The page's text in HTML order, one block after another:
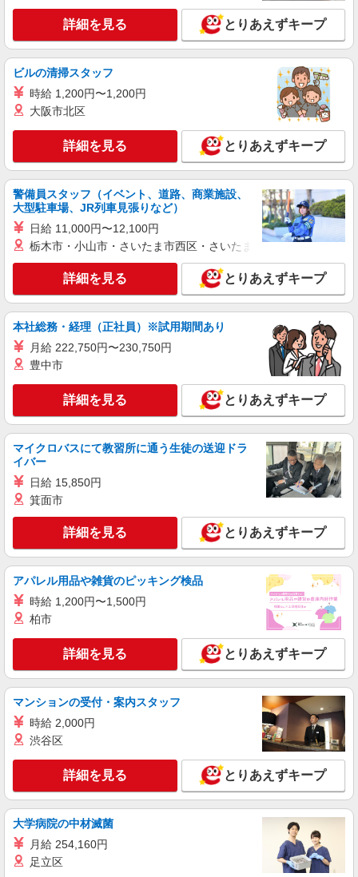
キープ 詳細を見る
派遣社員
株式会社kotrio /●UT-H-2094122
未経験大歓迎のデイサービスSTAFF＊運転で
きる方求む！日光市
時給1500円〜2125円 ＜日払い有/週払い有/交
日光市内
キープ 詳細を見る
株式会社kotrio /●UT-H-2068055
日光市｜まずは送迎業務で活躍しよう◎デイサ
時給1500円〜2125円 ＜日払い有/週払い有/交
通費全支給(ガソリン代含む)＞
日光市
詳細を見る
株式会社kotrio /●UT-H-2068542
日光市のデイサービス♪日勤のみ！残業ゼロで
趣味も満喫
時給1500円〜2125円 ＜日払い有/週払い有/交
キープ 詳細を見る
派遣社員
株式会社kotrio /●UT-H-1907677
日光市*デイでの生活補助☆新たなスキルを身
時給1500円〜2150円 ＜日払い有/週払い有/交
通費全支給(ガソリン代含む)＞
日光市内
キープ 詳細を見る
派遣社員
株式会社kotrio /●UT-H-2099816
介護は人生のサポーター。サ高住STAFF募
集。日払いOK！
時給1500円〜2150円 ＜日払い有/週払い有/交
通費全支給(ガソリン代含む)＞
詳細を見る とりあえずキープ
ビルの清掃スタッフ
時給 1,200円〜1,200円
大阪市北区
詳細を見る とりあえずキープ
警備員スタッフ（イベント、道路、商業施設、
大型駐車場、JR列車見張りなど）
日給 11,000円〜12,100円
栃木市・小山市・さいたま市西区・さいたま市岩槻区・久喜市・
詳細を見る とりあえずキープ
本社総務・経理（正社員）※試用期間あり
月給 222,750円〜230,750円
豊中市
詳細を見る とりあえずキープ
マイクロバスにて教習所に通う生徒の送迎ドラ
イバー
日給 15,850円
箕面市
詳細を見る とりあえずキープ
アパレル用品や雑貨のピッキング検品
時給 1,200円〜1,500円
柏市
詳細を見る とりあえずキープ
マンションの受付・案内スタッフ
時給 2,000円
渋谷区
詳細を見る とりあえずキープ
大学病院の中材滅菌
月給 254,160円
足立区